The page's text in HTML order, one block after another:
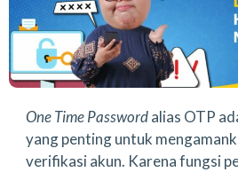
One Time Passwordalias OTP
yang penting untuk
verifikasi akun. Karena fungsi
Promo
INSTAL